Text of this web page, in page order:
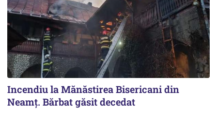
Incendiu la Mănăstirea Bisericani din
Neamţ. Bărbat găsit decedat